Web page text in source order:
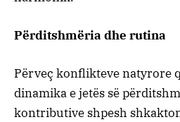
Përditshmëria dhe rutina
Përveç konflikteve natyrore
dinamika e jetës së
kontributive shpesh